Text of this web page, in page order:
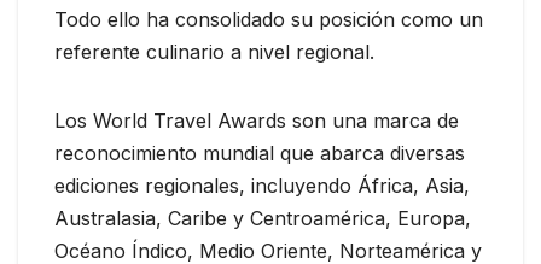
Todo ello ha consolidado su posición como un
referente culinario a nivel regional.
Los World Travel Awards son una marca de
reconocimiento mundial que abarca diversas
ediciones regionales, incluyendo África, Asia,
Australasia, Caribe y Centroamérica, Europa,
Océano Índico, Medio Oriente, Norteamérica y